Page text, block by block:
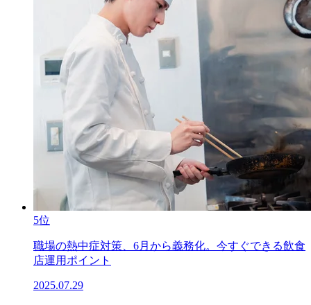
5位
職場の熱中症対策、6月から義務化。今すぐできる飲食
店運用ポイント
2025.07.29